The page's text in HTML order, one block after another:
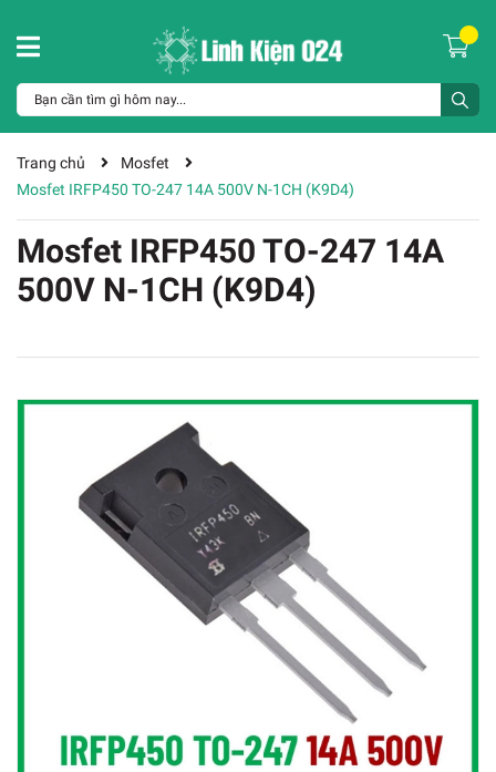
Trang chủ
Mosfet
Mosfet IRFP450 TO-247 14A 500V N-1CH (K9D4)
Mosfet IRFP450 TO-247 14A
500V N-1CH (K9D4)